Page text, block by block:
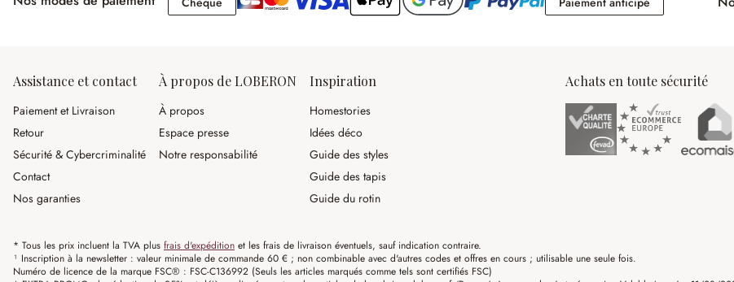
Assistance et contact
Paiement et Livraison
Retour
Sécurité & Cybercriminalité
Contact
Nos garanties
À propos de LOBERON
À propos
Espace presse
Notre responsabilité
Inspiration
Homestories
Idées déco
Guide des styles
Guide des tapis
Guide du rotin
Achats en toute sécurité
* Tous les prix incluent la TVA plus frais d'expédition et les frais de livraison éventuels, sauf indication contraire.
¹ Inscription à la newsletter : valeur minimale de commande 60 € ; non combinable avec d'autres codes et offres en cours ; utilisable une seule fois.
Numéro de licence de la marque FSC® : FSC-C136992 (Seuls les articles marqués comme tels sont certifiés FSC)